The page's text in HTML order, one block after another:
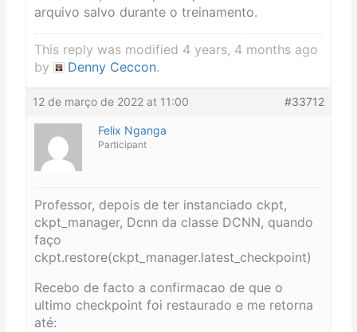
arquivo salvo durante o treinamento.
This reply was modified 4 years, 4 months ago
by
Denny Ceccon.
12 de março de 2022 at 11:00 #33712
Felix Nganga
Participant
Professor, depois de ter instanciado ckpt,
ckpt_manager, Dcnn da classe DCNN, quando
faço
ckpt.restore(ckpt_manager.latest_checkpoint)
Recebo de facto a confirmacao de que o
ultimo checkpoint foi restaurado e me retorna
até: